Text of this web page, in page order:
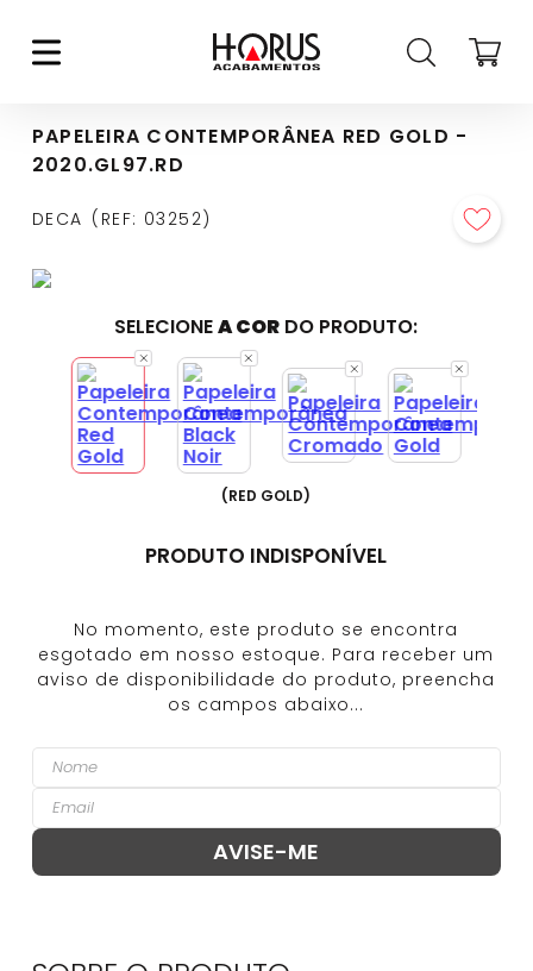
PAPELEIRA CONTEMPORÂNEA RED GOLD -
2020.GL97.RD
DECA REF: 03252
SELECIONEA COR DO PRODUTO:
(RED GOLD)
PRODUTO INDISPONÍVEL